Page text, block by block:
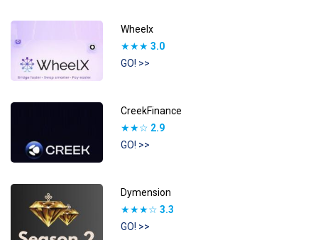
Wheelx
★★★ 3.0
GO! >>
CreekFinance
★★☆ 2.9
GO! >>
Dymension
★★★☆ 3.3
GO! >>